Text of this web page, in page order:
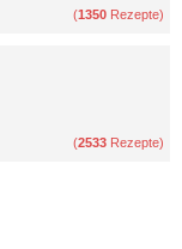
(1350 Rezepte)
(2533 Rezepte)